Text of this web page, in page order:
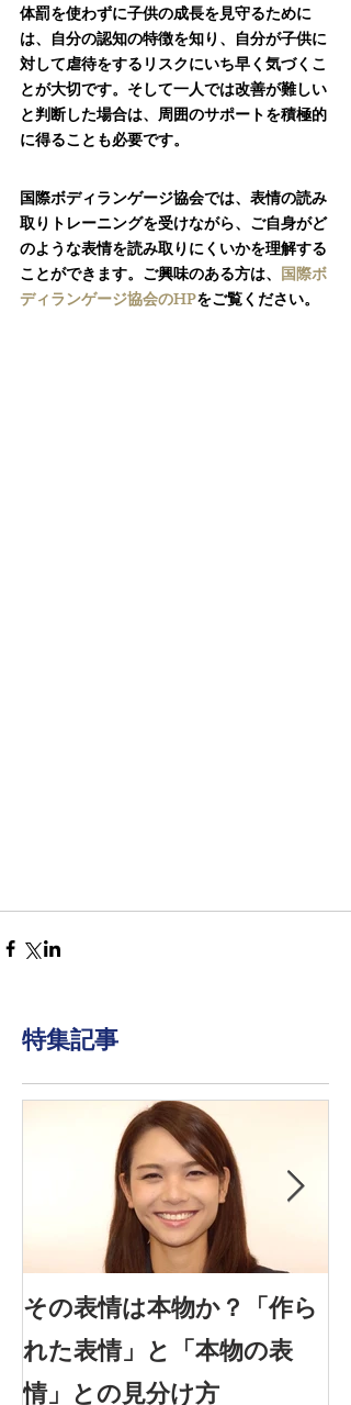
体罰を使わずに子供の成長を見守るために
は、自分の認知の特徴を知り、自分が子供に
対して虐待をするリスクにいち早く気づくこ
とが大切です。そして一人では改善が難しい
と判断した場合は、周囲のサポートを積極的
に得ることも必要です。
国際ボディランゲージ協会では、表情の読み
取りトレーニングを受けながら、ご自身がど
のような表情を読み取りにくいかを理解する
ことができます。ご興味のある方は、 国際ボ
ディランゲージ協会のHPをご覧ください。
特集記事
その表情は本物か？「作ら
れた表情」と「本物の表